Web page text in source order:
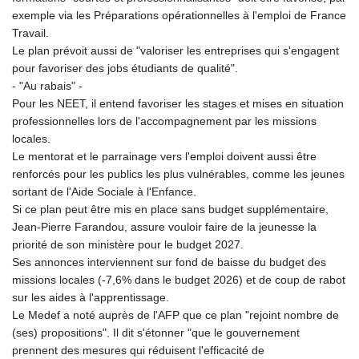
LSL 18.721141
LVL 0.699133
MDL 20.038943
MGA
MKD 61.511407
MMK
MNT
4156.088844
MRU 46.324997
MUR 54.084519
MWK 1998.196
MXN 19.811636
exemple via les Préparations opérationnelles à l'emploi de France
Travail.
Le plan prévoit aussi de "valoriser les entreprises qui s'engagent
pour favoriser des jobs étudiants de qualité".
- "Au rabais" -
Pour les NEET, il entend favoriser les stages et mises en situation
professionnelles lors de l'accompagnement par les missions
locales.
Le mentorat et le parrainage vers l'emploi doivent aussi être
renforcés pour les publics les plus vulnérables, comme les jeunes
sortant de l'Aide Sociale à l'Enfance.
Si ce plan peut être mis en place sans budget supplémentaire,
Jean-Pierre Farandou, assure vouloir faire de la jeunesse la
priorité de son ministère pour le budget 2027.
Ses annonces interviennent sur fond de baisse du budget des
missions locales (-7,6% dans le budget 2026) et de coup de rabot
sur les aides à l'apprentissage.
Le Medef a noté auprès de l'AFP que ce plan "rejoint nombre de
(ses) propositions". Il dit s'étonner "que le gouvernement
prennent des mesures qui réduisent l'efficacité de